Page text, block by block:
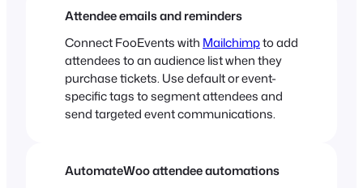
Attendee emails and reminders
Connect FooEvents with Mailchimpto add
attendees to an audience list when they
purchase tickets. Use default or event-
specific tags to segment attendees and
send targeted event communications.
AutomateWoo attendee automations